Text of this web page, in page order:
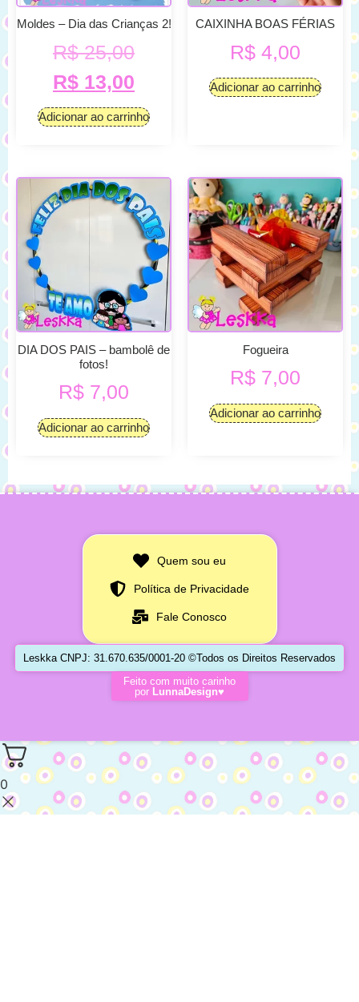
Moldes – Dia das Crianças 2!
R$25,00
R$ 13,00
Adicionar ao carrinho
CAIXINHA BOAS FÉRIAS
R$ 4,00
Adicionar ao carrinho
DIA DOS PAIS – bambolê de
fotos!
R$ 7,00
Adicionar ao carrinho
Fogueira
R$ 7,00
Adicionar ao carrinho
Quem sou eu
Política de Privacidade
Fale Conosco
Leskka CNPJ: 31.670.635/0001-20 ©Todos os Direitos Reservados
Feito com muito carinho
por LunnaDesign♥
0